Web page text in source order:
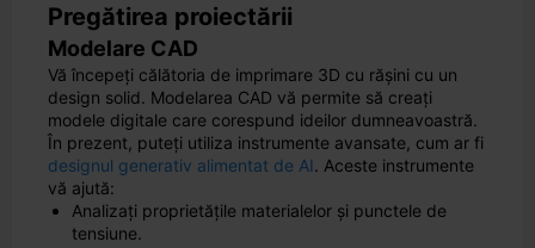
Pregătirea proiectării
Modelare CAD
Vă începeți călătoria de imprimare 3D cu rășini cu un
design solid. Modelarea CAD vă permite să creați
modele digitale care corespund ideilor dumneavoastră.
În prezent, puteți utiliza instrumente avansate, cum ar fi
designul generativ alimentat de AI. Aceste instrumente
vă ajută:
Analizați proprietățile materialelor și punctele de
tensiune.